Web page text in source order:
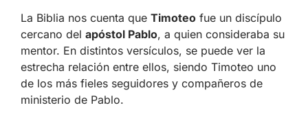
La Biblia nos cuenta que Timoteo fue un discípulo
cercano del apóstol Pablo, a quien consideraba su
mentor. En distintos versículos, se puede ver la
estrecha relación entre ellos, siendo Timoteo uno
de los más fieles seguidores y compañeros de
ministerio de Pablo.